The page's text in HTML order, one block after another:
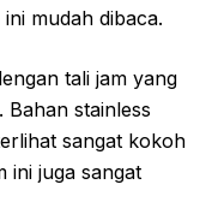
mudah dibaca.
tali jam yang
stainless
sangat kokoh
ini juga sangat